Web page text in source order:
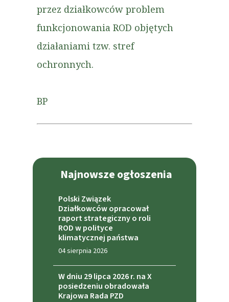
Najnowsze ogłoszenia
Polski Związek
Działkowców opracował
raport strategiczny o roli
ROD w polityce
klimatycznej państwa
04 sierpnia 2026
W dniu 29 lipca 2026 r. na X
posiedzeniu obradowała
Krajowa Rada PZD
przez działkowców problem
funkcjonowania ROD objętych
działaniami tzw. stref
ochronnych.
BP